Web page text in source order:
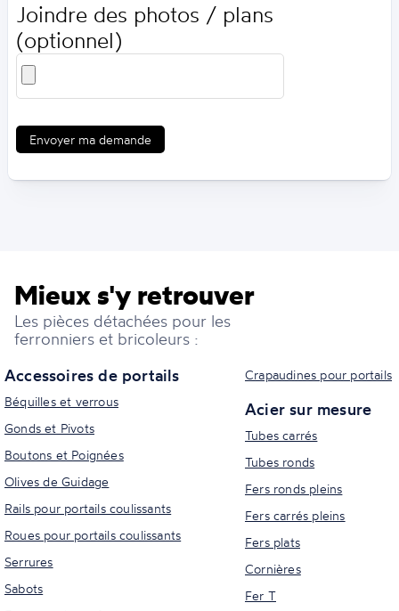
Joindre des photos / plans
(optionnel)
Envoyer ma demande
Mieux s'y retrouver
Les pièces détachées pour les
ferronniers et bricoleurs :
Accessoires de portails
Béquilles et verrous
Gonds et Pivots
Boutons et Poignées
Olives de Guidage
Rails pour portails coulissants
Roues pour portails coulissants
Serrures
Sabots
Crapaudines pour portails
Acier sur mesure
Tubes carrés
Tubes ronds
Fers ronds pleins
Fers carrés pleins
Fers plats
Cornières
Fer T